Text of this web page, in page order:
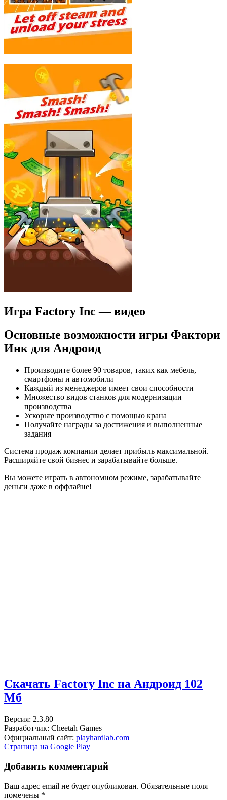
Игра Factory Inc — видео
Основные возможности игры Фактори
Инк для Андроид
Производите более 90 товаров, таких как мебель,
смартфоны и автомобили
Каждый из менеджеров имеет свои способности
Множество видов станков для модернизации
производства
Ускорьте производство с помощью крана
Получайте награды за достижения и выполненные
задания
Система продаж компании делает прибыль максимальной.
Расширяйте свой бизнес и зарабатывайте больше.
Вы можете играть в автономном режиме, зарабатывайте
деньги даже в оффлайне!
Скачать Factory Inc на Андроид 102
Мб
Версия: 2.3.80
Разработчик: Cheetah Games
Официальный сайт: playhardlab.com
Страница на Google Play
Добавить комментарий
Ваш адрес email не будет опубликован. Обязательные поля
помечены *